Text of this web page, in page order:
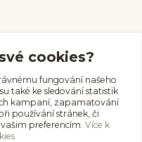
cookies?
fungování našeho
také ke sledování statistik
kampaní, zapamatování
používání stránek, či
preferencím. Více k